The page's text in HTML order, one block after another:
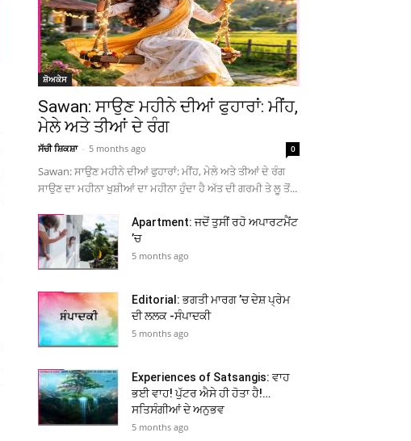
ਸ਼ੋਅਕੇਸ
Sawan: ਸਾਉਣ ਮਹੀਨੇ ਦੀਆਂ ਫੁਹਾਰਾਂ: ਮੀਂਹ,
ਮੇਲੇ ਅਤੇ ਤੀਆਂ ਦੇ ਰੰਗ
ਸੱਚੀ ਸ਼ਿਕਸ਼ਾ - 5 months ago 0
Sawan: ਸਾਉਣ ਮਹੀਨੇ ਦੀਆਂ ਫੁਹਾਰਾਂ: ਮੀਂਹ, ਮੇਲੇ ਅਤੇ ਤੀਆਂ ਦੇ ਰੰਗ
ਸਾਉਣ ਦਾ ਮਹੀਨਾ ਖੁਸ਼ੀਆਂ ਦਾ ਮਹੀਨਾ ਹੁੰਦਾ ਹੈ ਅੱਤ ਦੀ ਗਰਮੀ ਤੇ ਲੂ ਤੋਂ...
Apartment: ਜਦੋਂ ਤੁਸੀਂ ਰਹੋ ਅਪਾਰਟਮੈਂਟ
’ਚ
5 months ago
Editorial: ਭਗਤੀ ਮਾਰਗ ’ਚ ਦੇਸ਼ ਪ੍ਰੇਮ
ਦੀ ਲਲਕ -ਸੰਪਾਦਕੀ
5 months ago
Experiences of Satsangis: ਵਾਹ
ਭਈ ਵਾਹ! ਪੁੱਟਰ ਐਸੇ ਹੀ ਹੋਤਾ ਹੈ!…
ਸਤਿਸੰਗੀਆਂ ਦੇ ਅਨੁਭਵ
5 months ago